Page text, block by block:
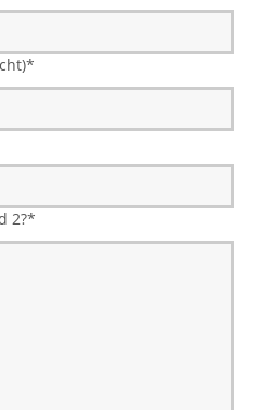
*
2?*